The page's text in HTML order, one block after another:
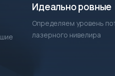
Идеально ровные
Определяем уровень
лазерного нивелира